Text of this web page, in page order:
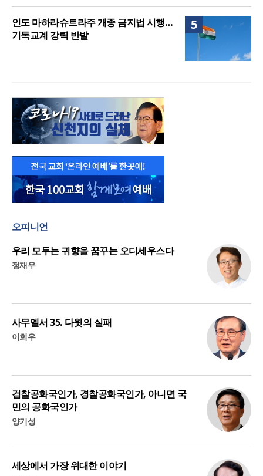
5
인도 마하라슈트라주 개종 금지법 시행…
기독교계 강력 반발
오피니언
우리 모두는 귀향을 꿈꾸는 오디세우스다
정재우
사무엘서 35. 다윗의 실패
이희우
검찰공화국인가, 경찰공화국인가, 아니면 국
민의 공화국인가
양기성
세상에서 가장 위대한 이야기